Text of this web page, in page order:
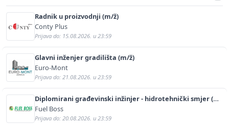
Radnik u proizvodnji (m/ž)
Conty Plus
Prijava do: 15.08.2026. u 23:59
Glavni inženjer gradilišta (m/ž)
Euro-Mont
Prijava do: 21.08.2026. u 23:59
Diplomirani građevinski inžinjer - hidrotehnički smjer (m/
ž)
Fuel Boss
Prijava do: 20.08.2026. u 23:59